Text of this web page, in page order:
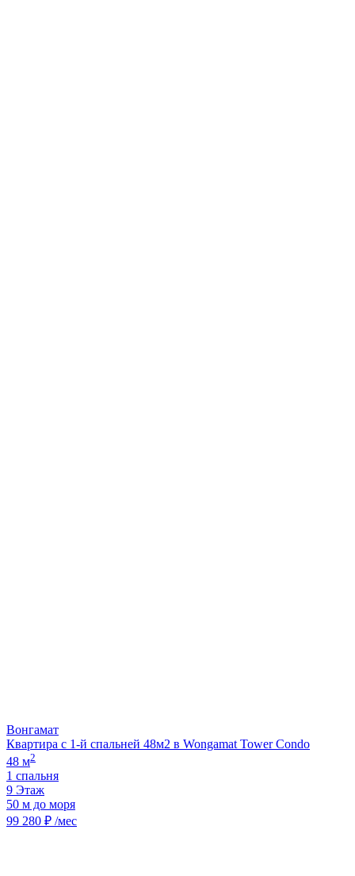
Вонгамат
Квартира с 1-й спальней 48м2 в Wongamat Tower Condo
48 м2
1 спальня
9 Этаж
50 м до моря
99 280 ₽ /мес